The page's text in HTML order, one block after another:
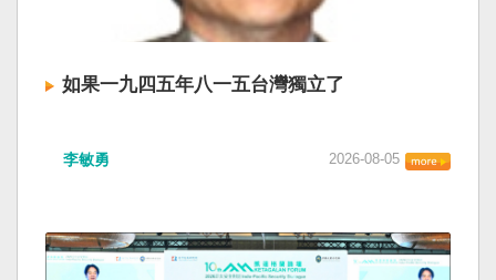
將影響台灣海峽及周邊海域，廣東海事局決定六
日晚間六時起，對經過台灣海峽南口北上船舶實
施交通管制，各船舶必須遵守交通管制要求，聽
從現場海事管理機構指揮。 海巡署昨表示，台灣
自由」原則，中國無任何權利對該水域實施「管
之實的認知作戰，企圖藉海事管制將台海內水
化，予以最嚴厲譴責，並要求中方恪守國際規
如果一九四五年八一五台灣獨立了
的歷史就不會有中國國民黨，也不會捲入迄今仍
兩岸已有正常外交，中國也可致力提升國民福
祉。 如果一九四五年八一五台灣獨立了，就像二
李敏勇 2026-08-05